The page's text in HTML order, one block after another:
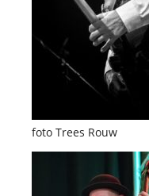
foto Trees Rouw